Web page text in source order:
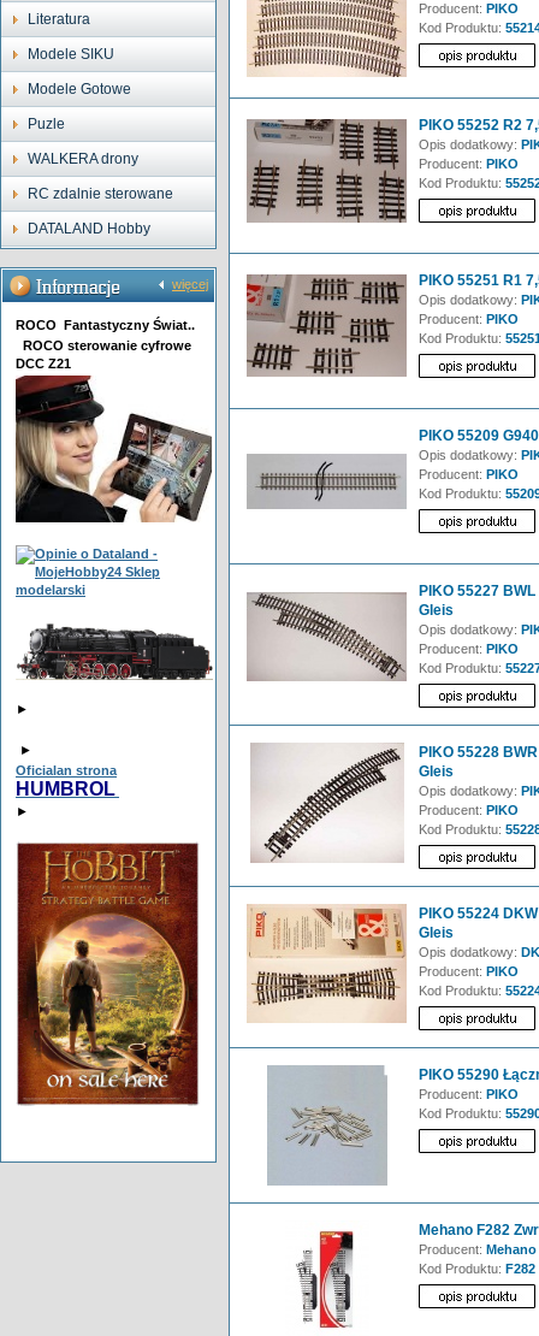
Literatura
Modele SIKU
Modele Gotowe
Puzle
WALKERA drony
RC zdalnie sterowane
DATALAND Hobby
więcej
ROCO Fantastyczny Świat..
ROCO sterowanie cyfrowe
DCC Z21
►
►
Oficialan strona
HUMBROL
►
Producent: PIKO
Kod Produktu:
PIKO 55252 R2
Opis dodatkowy:
Producent: PIKO
Kod Produktu:
PIKO 55251 R1
Opis dodatkowy:
Producent: PIKO
Kod Produktu:
PIKO 55209
Opis dodatkowy:
Producent: PIKO
Kod Produktu:
PIKO 55227
Gleis
Opis dodatkowy:
Producent: PIKO
Kod Produktu:
PIKO 55228
Gleis
Opis dodatkowy:
Producent: PIKO
Kod Produktu:
PIKO 55224
Gleis
Opis dodatkowy:
Producent: PIKO
Kod Produktu:
PIKO 55290
Producent: PIKO
Kod Produktu:
Mehano F282
Producent: Mehano
Kod Produktu: F282